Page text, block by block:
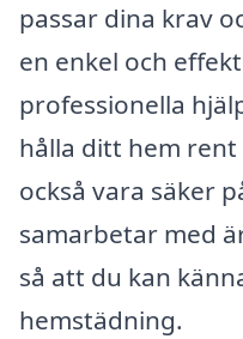
passar dina krav
en enkel och
professionella
hålla ditt hem
också vara säker
samarbetar med
så att du kan
hemstädning.